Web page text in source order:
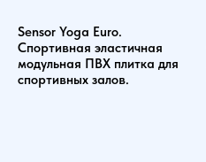
Sensor Yoga Euro.
Спортивная эластичная
модульная ПВХ плитка для
спортивных залов.